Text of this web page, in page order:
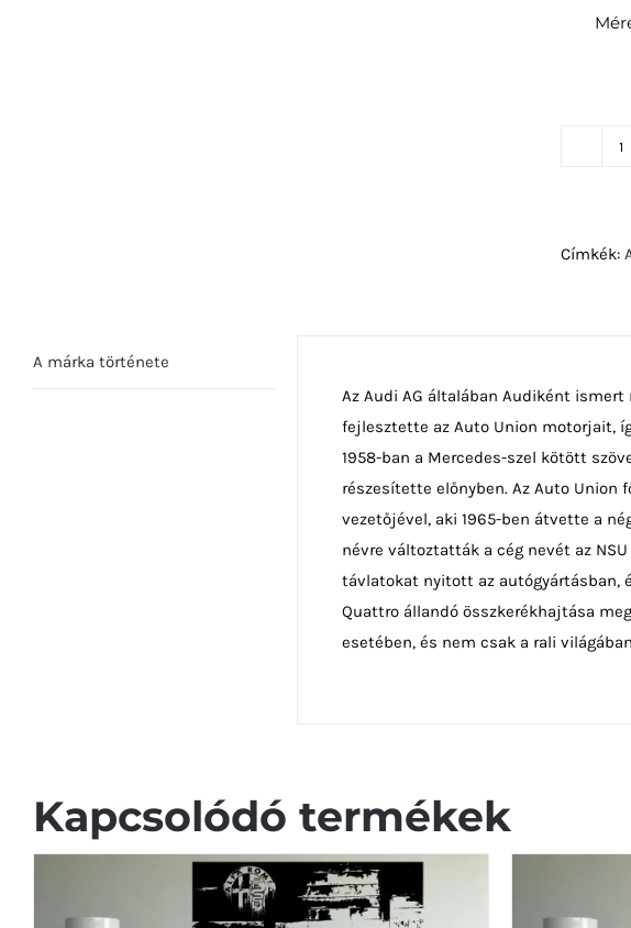
Címkék:
A márka története
Az Audi AG általában Audiként
fejlesztette az Auto Union motorjait,
1958-ban a Mercedes-szel kötött
részesítette előnyben. Az Auto Union
vezetőjével, aki 1965-ben átvette a
névre változtatták a cég nevét az
távlatokat nyitott az autógyártásban,
Quattro állandó összkerékhajtása
esetében, és nem csak a rali
Kapcsolódó termékek